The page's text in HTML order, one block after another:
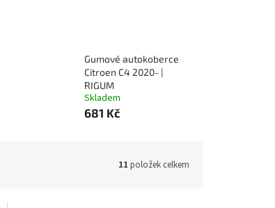
Gumové autokoberce
Citroen C4 2020- |
RIGUM
Skladem
681 Kč
11 položek celkem